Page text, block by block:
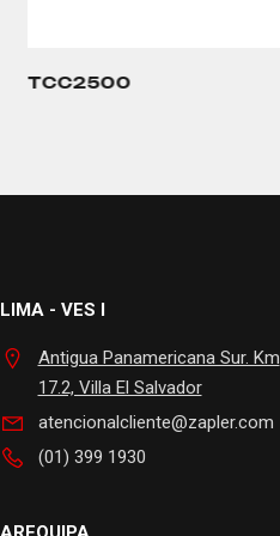
TCC2500
LIMA - VES I
Antigua Panamericana Sur. Km
17.2, Villa El Salvador
atencionalcliente@zapler.com
(01) 399 1930